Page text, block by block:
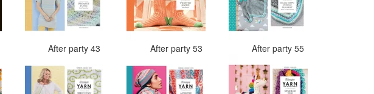
After party 43 After party 53 After party 55